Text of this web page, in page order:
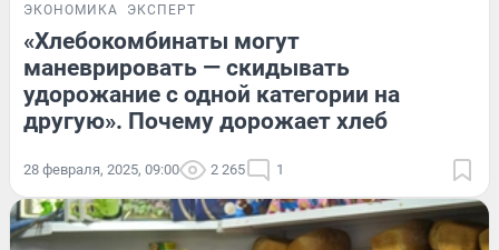
ЭКОНОМИКА ЭКСПЕРТ
«Хлебокомбинаты могут
маневрировать — скидывать
удорожание с одной категории на
другую». Почему дорожает хлеб
28 февраля, 2025, 09:00 2 265 1